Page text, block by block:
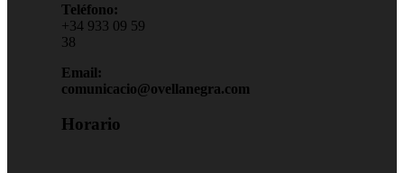
Teléfono:
+34 933 09 59
38
Email:
comunicacio@ovellanegra.com
Horario